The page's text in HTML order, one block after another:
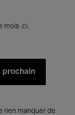
mois-ci.
prochain
rien manquer de